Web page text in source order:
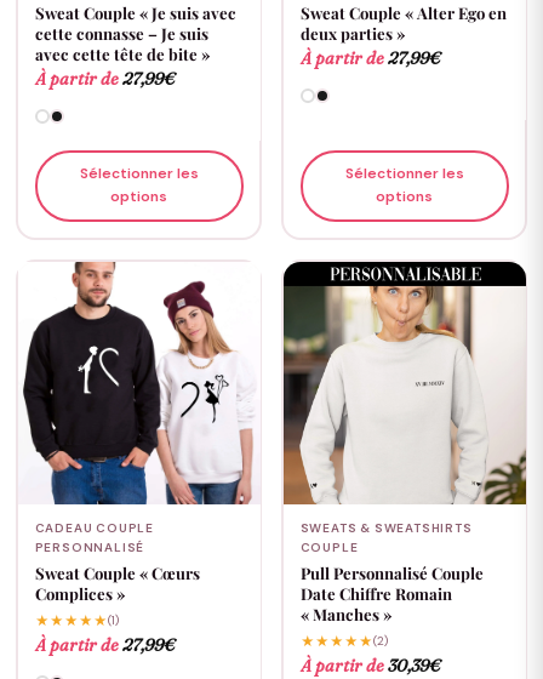
Sweat Couple « Je suis avec
cette connasse – Je suis
avec cette tête de bite »
À partir de27,99€
Sélectionner les
options
Sweat Couple « Alter Ego en
deux parties »
À partir de27,99€
Sélectionner les
options
CADEAU COUPLE
PERSONNALISÉ
Sweat Couple « Cœurs
Complices »
★★★★★(1)
À partir de27,99€
SWEATS & SWEATSHIRTS
COUPLE
Pull Personnalisé Couple
Date Chiffre Romain
« Manches »
★★★★★(2)
À partir de30,39€